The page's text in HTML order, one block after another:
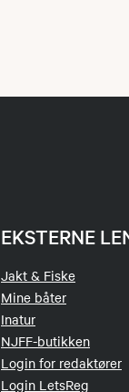
EKSTERNE
Jakt & Fiske
Mine båter
Inatur
NJFF-butikken
Login for redaktører
Login LetsReg